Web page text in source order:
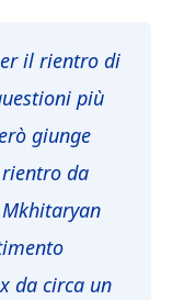
il rientro di
più
giunge
da
da circa un